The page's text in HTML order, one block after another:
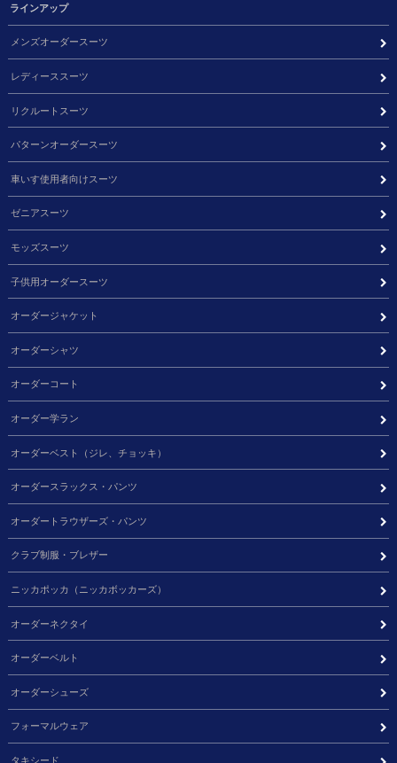
ラインアップ
メンズオーダースーツ
レディーススーツ
リクルートスーツ
パターンオーダースーツ
車いす使用者向けスーツ
ゼニアスーツ
モッズスーツ
子供用オーダースーツ
オーダージャケット
オーダーシャツ
オーダーコート
オーダー学ラン
オーダーベスト（ジレ、チョッキ）
オーダースラックス・パンツ
オーダートラウザーズ・パンツ
クラブ制服・ブレザー
ニッカポッカ（ニッカボッカーズ）
オーダーネクタイ
オーダーベルト
オーダーシューズ
フォーマルウェア
タキシード